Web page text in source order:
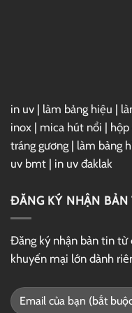
in uv | làm bảng hiệu |
inox | mica hút nổi |
tráng gương | làm bảng
uv bmt | in uv đaklak
ĐĂNG KÝ NHẬN BẢN
Đăng ký nhận bản tin từ
khuyến mại lớn dành